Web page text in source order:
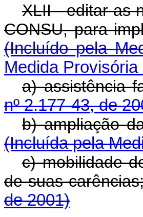
XLII - editar as
CONSU, para
(Incluído pela
Medida
a) assistência
nº 2.177-43, de
b) ampliação
(Incluída pela
c) mobilidade
de suas
de 2001)